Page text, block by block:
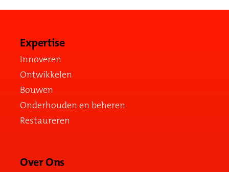
Expertise
Innoveren
Ontwikkelen
Bouwen
Onderhouden en beheren
Restaureren
Over Ons